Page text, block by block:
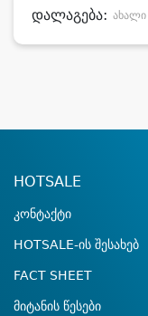
დალაგება: ახალი
HOTSALE
კონტაქტი
HOTSALE-ის შესახებ
FACT SHEET
მიტანის წესები